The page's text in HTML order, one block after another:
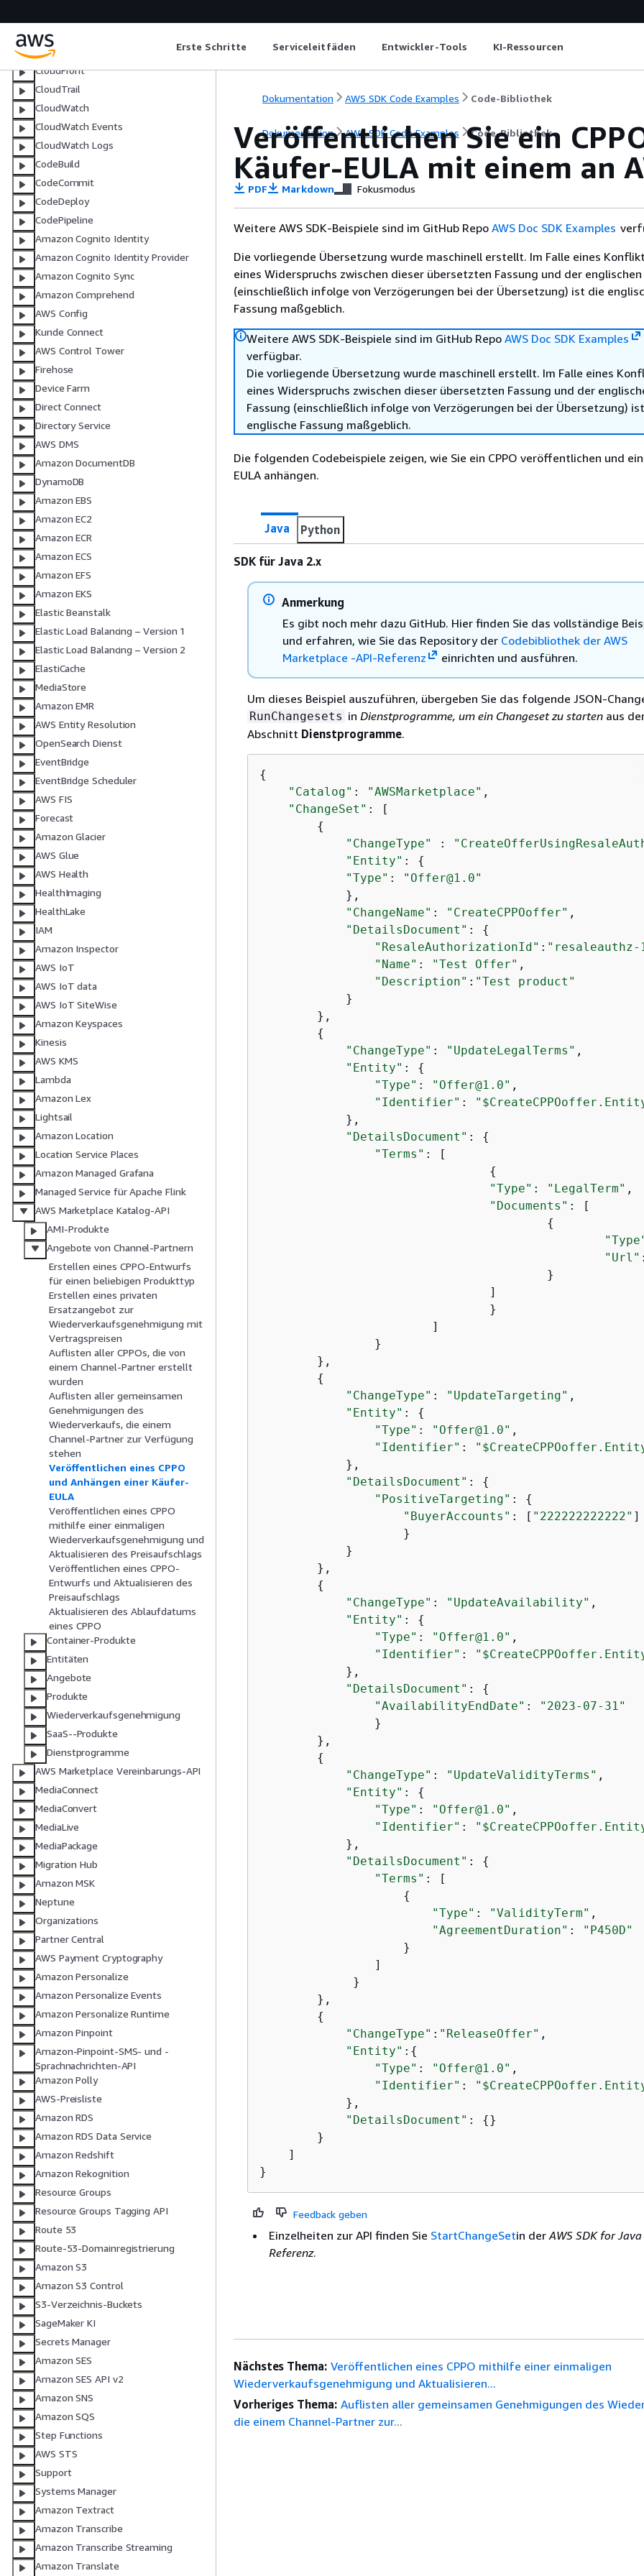
Erste Schritte Serviceleitfäden Entwickler-Tools KI-Ressourcen
AWS Cloud9
CloudFormation
CloudFront
CloudTrail
CloudWatch
CloudWatch Events
CloudWatch Logs
CodeBuild
CodeCommit
CodeDeploy
CodePipeline
Amazon Cognito Identity
Amazon Cognito Identity Provider
Amazon Cognito Sync
Amazon Comprehend
AWS Config
Kunde Connect
AWS Control Tower
Firehose
Device Farm
Direct Connect
Directory Service
AWS DMS
Amazon DocumentDB
DynamoDB
Amazon EBS
Amazon EC2
Amazon ECR
Amazon ECS
Amazon EFS
Amazon EKS
Elastic Beanstalk
Elastic Load Balancing – Version 1
Elastic Load Balancing – Version 2
ElastiCache
MediaStore
Amazon EMR
AWS Entity Resolution
OpenSearch Dienst
EventBridge
EventBridge Scheduler
AWS FIS
Forecast
Amazon Glacier
AWS Glue
AWS Health
HealthImaging
HealthLake
IAM
Amazon Inspector
AWS IoT
AWS IoT data
AWS IoT SiteWise
Amazon Keyspaces
Kinesis
AWS KMS
Lambda
Amazon Lex
Lightsail
Amazon Location
Location Service Places
Amazon Managed Grafana
Managed Service für Apache Flink
AWS Marketplace Katalog-API
AMI-Produkte
Angebote von Channel-Partnern
Erstellen eines CPPO-Entwurfs
für einen beliebigen Produkttyp
Erstellen eines privaten
Ersatzangebot zur
Wiederverkaufsgenehmigung mit
Vertragspreisen
Auflisten aller CPPOs, die von
einem Channel-Partner erstellt
wurden
Auflisten aller gemeinsamen
Genehmigungen des
Wiederverkaufs, die einem
Channel-Partner zur Verfügung
stehen
Veröffentlichen eines CPPO
und Anhängen einer Käufer-
EULA
Veröffentlichen eines CPPO
mithilfe einer einmaligen
Wiederverkaufsgenehmigung und
Aktualisieren des Preisaufschlags
Veröffentlichen eines CPPO-
Entwurfs und Aktualisieren des
Preisaufschlags
Aktualisieren des Ablaufdatums
eines CPPO
Container-Produkte
Entitäten
Angebote
Produkte
Wiederverkaufsgenehmigung
SaaS--Produkte
Dienstprogramme
AWS Marketplace Vereinbarungs-API
MediaConnect
MediaConvert
MediaLive
MediaPackage
Migration Hub
Amazon MSK
Neptune
Organizations
Partner Central
AWS Payment Cryptography
Amazon Personalize
Amazon Personalize Events
Amazon Personalize Runtime
Amazon Pinpoint
Amazon-Pinpoint-SMS- und -
Sprachnachrichten-API
Amazon Polly
AWS-Preisliste
Amazon RDS
Amazon RDS Data Service
Amazon Redshift
Amazon Rekognition
Resource Groups
Resource Groups Tagging API
Route 53
Route-53-Domainregistrierung
Amazon S3
Amazon S3 Control
S3-Verzeichnis-Buckets
SageMaker KI
Secrets Manager
Amazon SES
Amazon SES API v2
Amazon SNS
Amazon SQS
Step Functions
AWS STS
Support
Systems Manager
Amazon Textract
Amazon Transcribe
Amazon Transcribe Streaming
Amazon Translate
Dokumentation AWS SDK Code Examples Code-Bibliothek
Dokumentation AWS SDK Code Examples Code-Bibliothek
Veröffentlichen Sie ein
Käufer-EULA mit einem an
PDF Markdown Fokusmodus
Weitere AWS SDK-Beispiele sind im GitHub Repo AWS Doc SDK Examples
Die vorliegende Übersetzung wurde maschinell erstellt. Im Falle eines
eines Widerspruchs zwischen dieser übersetzten Fassung und der englischen
(einschließlich infolge von Verzögerungen bei der Übersetzung) ist die
Fassung maßgeblich.
Weitere AWS SDK-Beispiele sind im GitHub Repo AWS Doc SDK Examples
verfügbar.
Die vorliegende Übersetzung wurde maschinell erstellt. Im Falle eines
eines Widerspruchs zwischen dieser übersetzten Fassung und der
Fassung (einschließlich infolge von Verzögerungen bei der Übersetzung)
englische Fassung maßgeblich.
Die folgenden Codebeispiele zeigen, wie Sie ein CPPO veröffentlichen und
EULA anhängen.
Java Python
SDK für Java 2.x
Anmerkung
Es gibt noch mehr dazu GitHub. Hier finden Sie das vollständige
und erfahren, wie Sie das Repository der Codebibliothek der AWS
Marketplace -API-Referenz
einrichten und ausführen.
Um dieses Beispiel auszuführen, übergeben Sie das folgende JSON-
RunChangesets in Dienstprogramme, um ein Changeset zu startenaus
Abschnitt Dienstprogramme.
{
"Catalog" : "AWSMarketplace" ,
"ChangeSet" : [
{
"ChangeType"
:
"Entity" : {
"Type" :
"Offer@1.0"
            },
"ChangeName" : "CreateCPPOoffer" ,
"DetailsDocument" : {
"ResaleAuthorizationId" : "resaleauthz-
"Name" : "Test Offer" ,
"Description" : "Test product"
            }
        },
{
"ChangeType" : "UpdateLegalTerms" ,
"Entity" : {
"Type" : "Offer@1.0" ,
"Identifier" :
            },
"DetailsDocument" : {
"Terms" : [
{
"Type" : "LegalTerm" ,
"Documents" : [
{
"Url"
        },
{
"ChangeType" : "UpdateTargeting" ,
"Entity" : {
"Type" : "Offer@1.0" ,
"Identifier" :
            },
"DetailsDocument" : {
"PositiveTargeting" : {
"BuyerAccounts" : [ "222222222222" ]
                    }
            }
        },
{
"ChangeType" : "UpdateAvailability" ,
"Entity" : {
"Type" : "Offer@1.0" ,
"Identifier" :
            },
"DetailsDocument" : {
"AvailabilityEndDate" :
"2023-07-31"
                }
        },
{
"ChangeType" : "UpdateValidityTerms" ,
"Entity" : {
"Type" : "Offer@1.0" ,
"Identifier" :
            },
"DetailsDocument" : {
"Terms" : [
{
"Type" : "ValidityTerm" ,
"AgreementDuration" :
"P450D"
                    }
                ]
             }
        },
{
"ChangeType" : "ReleaseOffer" ,
"Entity" : {
"Type" : "Offer@1.0" ,
"Identifier" :
            },
"DetailsDocument" : {}
        }
    ]
Feedback geben
Einzelheiten zur API finden Sie StartChangeSetin derAWS SDK for
Referenz.
Nächstes Thema: Veröffentlichen eines CPPO mithilfe einer einmaligen
Wiederverkaufsgenehmigung und Aktualisieren...
Vorheriges Thema: Auflisten aller gemeinsamen Genehmigungen des
die einem Channel-Partner zur...